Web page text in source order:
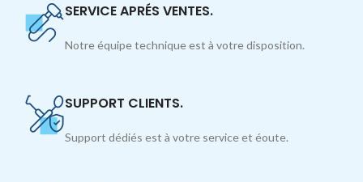
SERVICE APRÉS VENTES.
Notre équipe technique est à votre disposition.
SUPPORT CLIENTS.
Support dédiés est à votre service et éoute.